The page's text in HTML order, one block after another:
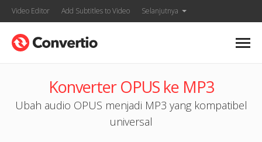
Video Editor Add Subtitles to Video Selanjutnya
Konverter OPUS ke MP3
Ubah audio OPUS menjadi MP3 yang kompatibel
universal